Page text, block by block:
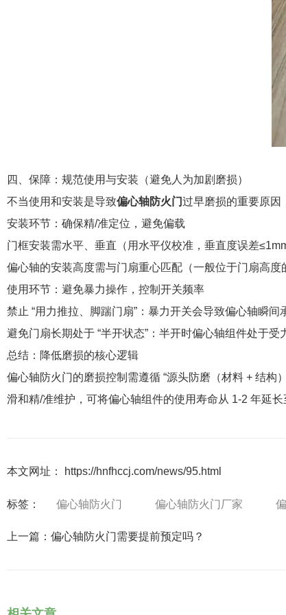
四、保障：规范使用与安装（避免人为加剧磨损）
不当使用和安装是导致偏心轴防火门过早磨损的重要原因
安装环节：确保精/准定位，避免偏载
门框安装需水平、垂直（用水平仪校准，垂直度误差
偏心轴的安装高度需与门扇重心匹配（一般位于门扇高度
使用环节：避免暴力操作，控制开关频率
禁止 “用力推拉、脚踹门扇”：暴力开关会导致偏心轴瞬
避免门扇长期处于 “半开状态”：半开时偏心轴组件处于
总结：降低磨损的核心逻辑
偏心轴防火门的磨损控制需遵循 “源头防磨（材料 + 结
滑和精/准维护，可将偏心轴组件的使用寿命从 1-2 年延
本文网址： https://hnfhccj.com/news/95.html
标签： 偏心轴防火门 偏心轴防火门厂家
上一篇： 偏心轴防火门需要提前预定吗？